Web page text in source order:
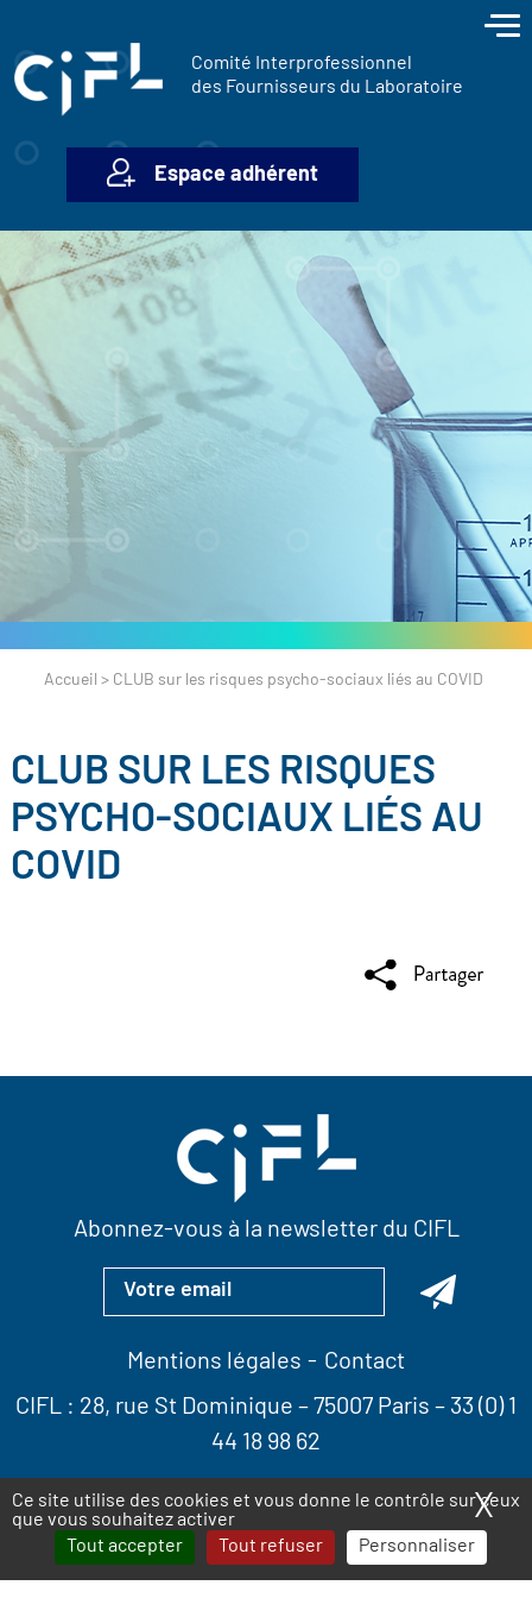
Ce site utilise des cookies et vous donne le contrôle sur ceux
que vous souhaitez activer
Tout accepter
Tout refuser Personnaliser
X
Comité Interprofessionnel
des Fournisseurs du Laboratoire
Espace adhérent
Accueil > CLUB sur les risques psycho-sociaux liés au COVID
CLUB SUR LES RISQUES
PSYCHO-SOCIAUX LIÉS AU
COVID
Abonnez-vous à la newsletter du CIFL
Mentions légales
Contact
CIFL : 28, rue St Dominique – 75007 Paris – 33 (0) 1
44 18 98 62